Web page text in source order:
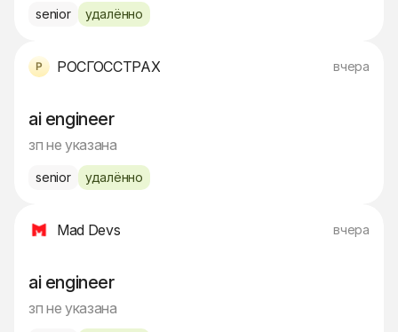
senior удалённо
РОСГОССТРАХ вчера
ai engineer
зп не указана
senior удалённо
Mad Devs вчера
ai engineer
зп не указана